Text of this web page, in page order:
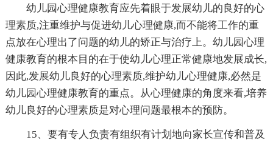
幼儿园心理健康教育应先着眼于发展幼儿的良好的心
理素质,注重维护与促进幼儿心理健康,而不能将工作的重
点放在心理出了问题的幼儿的矫正与治疗上。幼儿园心理
健康教育的根本目的在于使幼儿心理正常健康地发展成长,
因此,发展幼儿良好的心理素质,维护幼儿心理健康,必然是
幼儿园心理健康教育的重点。从心理健康的角度来看,培养
幼儿良好的心理素质是对心理问题最根本的预防。
15、要有专人负责有组织有计划地向家长宣传和普及